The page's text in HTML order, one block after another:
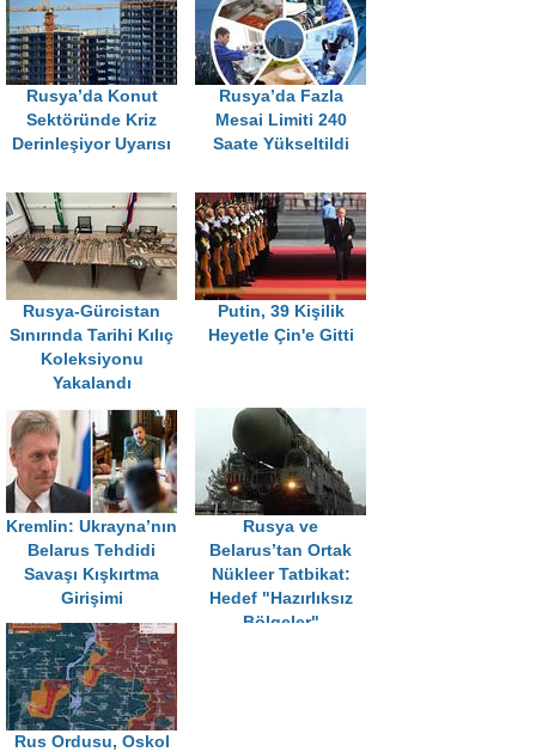
Rusya’da Konut
Sektöründe Kriz
Derinleşiyor Uyarısı
Rusya’da Fazla
Mesai Limiti 240
Saate Yükseltildi
Rusya-Gürcistan
Sınırında Tarihi Kılıç
Koleksiyonu
Yakalandı
Putin, 39 Kişilik
Heyetle Çin'e Gitti
Kremlin: Ukrayna’nın
Belarus Tehdidi
Savaşı Kışkırtma
Girişimi
Rusya ve
Belarus’tan Ortak
Nükleer Tatbikat:
Hedef "Hazırlıksız
Bölgeler"
Rus Ordusu, Oskol